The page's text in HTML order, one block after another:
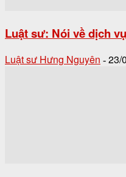
Luật sư: Nói về dịch
Luật sư Hưng Nguyên - 23/